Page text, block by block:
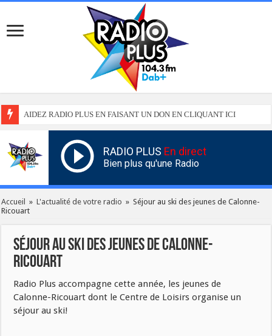
AIDEZ RADIO PLUS EN FAISANT UN DON EN CLIQUANT ICI
RADIO PLUS En direct
Bien plus qu'une Radio
Accueil » L'actualité de votre radio » Séjour au ski des jeunes de Calonne-
Ricouart
Séjour au ski des jeunes de Calonne-
Ricouart
Radio Plus accompagne cette année, les jeunes de
Calonne-Ricouart dont le Centre de Loisirs organise un
séjour au ski!